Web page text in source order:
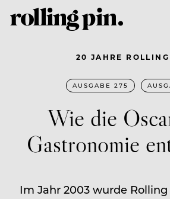
20 JAHRE
AUSGABE 275
Wie die
Gastronomie
Im Jahr 2003 wurde